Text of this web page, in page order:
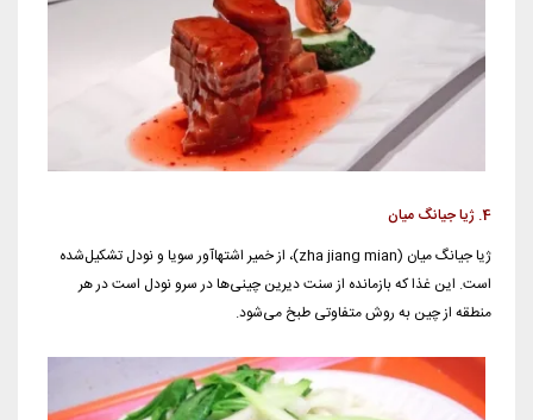
4. ژیا جیانگ میان
ژیا جیانگ میان (zha jiang mian)، از خمیر اشتهاآور سویا و نودل تشکیل‌شده
است. این غذا که بازمانده از سنت دیرین چینی‌ها در سرو نودل است در هر
منطقه از چین به روش متفاوتی طبخ می‌شود.